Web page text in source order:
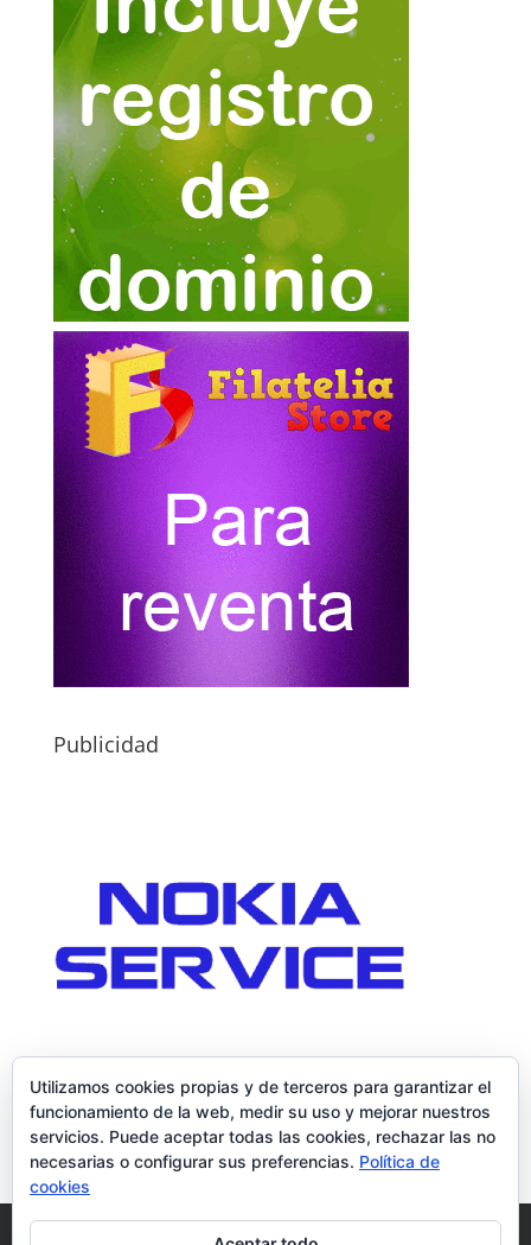
Publicidad
Condiciones y Privacidad
Utilizamos cookies propias y de terceros para garantizar el
funcionamiento de la web, medir su uso y mejorar nuestros
servicios. Puede aceptar todas las cookies, rechazar las no
necesarias o configurar sus preferencias. Política de
cookies